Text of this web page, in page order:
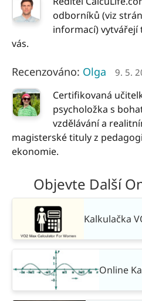
odborníků (viz
informací) vytvářejí
vás.
Recenzováno: Olga 9. 5.
Certifikovaná
psycholožka s
vzdělávání a
magisterské tituly z
ekonomie.
Objevte Další
Kalkulačka
Online